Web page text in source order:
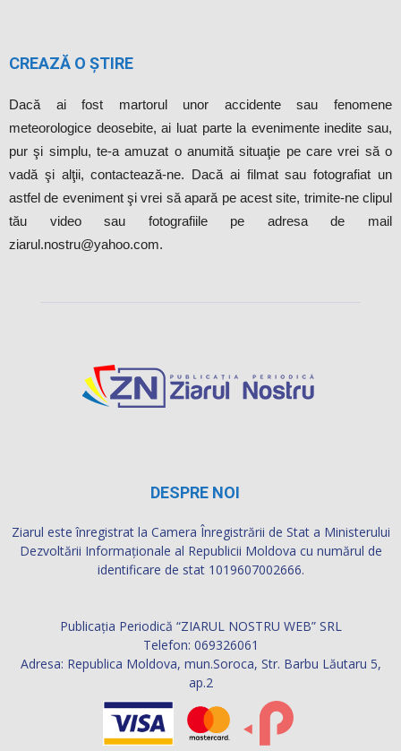
CREAZĂ O ȘTIRE
Dacă ai fost martorul unor accidente sau fenomene
meteorologice deosebite, ai luat parte la evenimente inedite sau,
pur şi simplu, te-a amuzat o anumită situaţie pe care vrei să o
vadă şi alţii, contactează-ne. Dacă ai filmat sau fotografiat un
astfel de eveniment şi vrei să apară pe acest site, trimite-ne clipul
tău video sau fotografiile pe adresa de mail
ziarul.nostru@yahoo.com.
DESPRE NOI
Ziarul este înregistrat la Camera Înregistrării de Stat a Ministerului
Dezvoltării Informaţionale al Republicii Moldova cu numărul de
identificare de stat 1019607002666.
Publicația Periodică “ZIARUL NOSTRU WEB” SRL
Telefon: 069326061
Adresa: Republica Moldova, mun.Soroca, Str. Barbu Lăutaru 5,
ap.2